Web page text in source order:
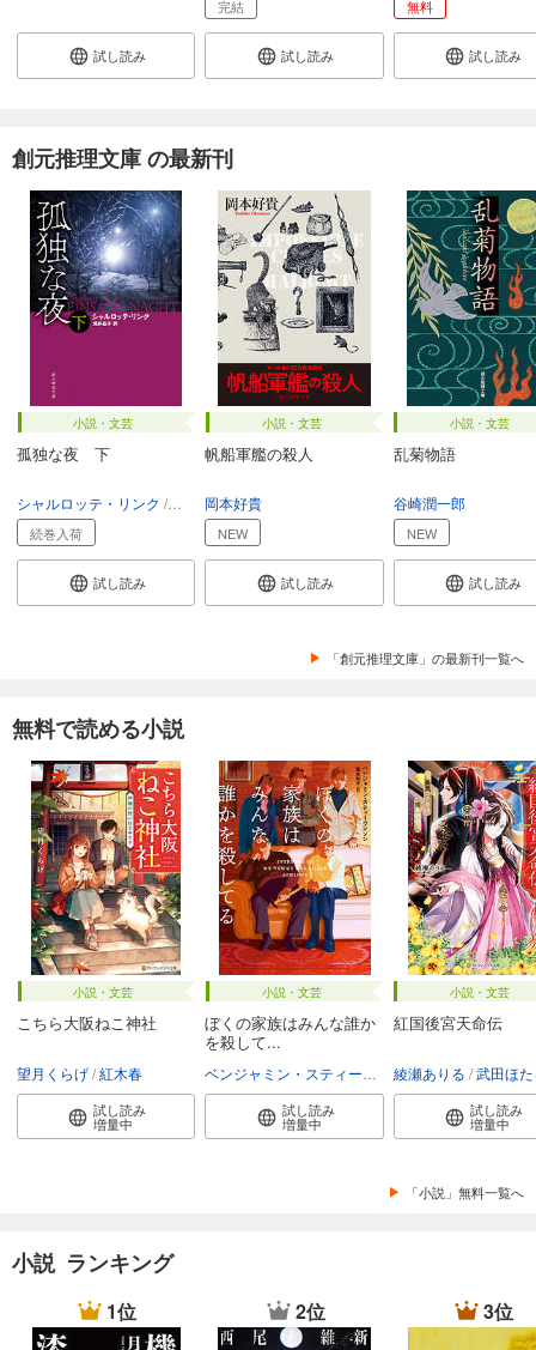
試し読み
完結
試し読み
無料
試し読み
創元推理文庫 の最新刊
小説・文芸
孤独な夜 下
シャルロッテ・リンク 浅井晶子
続巻入荷
試し読み
小説・文芸
帆船軍艦の殺人
岡本好貴
NEW
試し読み
小説・文芸
乱菊物語
谷崎潤一郎
NEW
試し読み
「創元推理文庫」の最新刊一覧へ
無料で読める小説
小説・文芸
こちら大阪ねこ神社
望月くらげ 紅木春
試し読み
増量中
小説・文芸
ぼくの家族はみんな誰か
を殺して...
富永和子
試し読み
増量中
小説・文芸
紅国後宮天命伝
綾瀬ありる 武田ほ
試し読み
増量中
「小説」無料一覧へ
小説 ランキング
1位 2位 3位